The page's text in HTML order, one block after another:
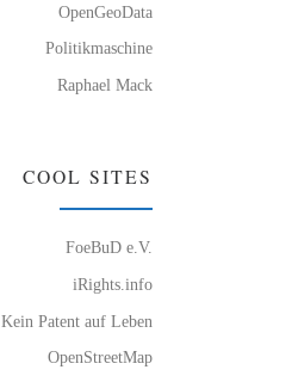
OpenGeoData
Politikmaschine
Raphael Mack
COOL SITES
FoeBuD e.V.
iRights.info
Kein Patent auf Leben
OpenStreetMap